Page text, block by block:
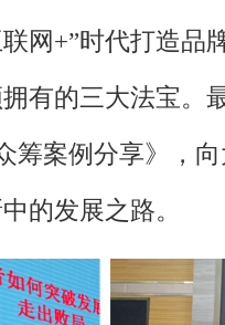
联网+”时代打造品
有的三大法宝。
筹案例分享》，
的发展之路。